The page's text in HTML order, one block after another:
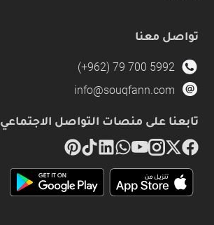
تواصل معنا
(+962) 79 700 5992
info@souqfann.com
تابعنا على منصات التواصل الاجتماعي